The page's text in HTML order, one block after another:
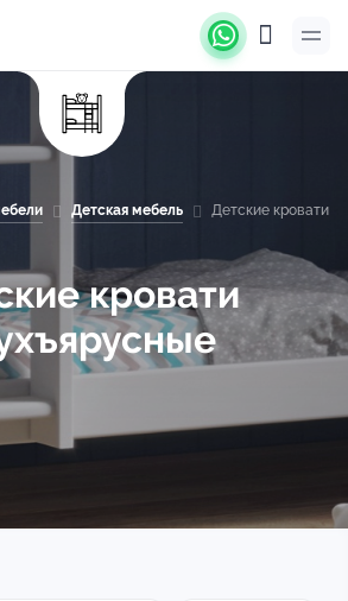
Детская мебель Детские кровати
кровати